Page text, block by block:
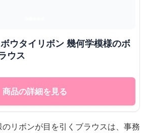
ウタイリボン 幾何学模様のボ
ウス
商品の詳細を見る
リボンが目を引くブラウスは、事務